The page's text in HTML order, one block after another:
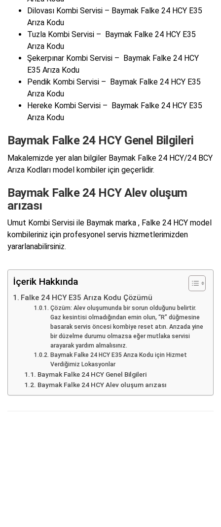
Dilovası Kombi Servisi – Baymak Falke 24 HCY E35
Arıza Kodu
Tuzla Kombi Servisi – Baymak Falke 24 HCY E35
Arıza Kodu
Şekerpınar Kombi Servisi – Baymak Falke 24 HCY
E35 Arıza Kodu
Pendik Kombi Servisi – Baymak Falke 24 HCY E35
Arıza Kodu
Hereke Kombi Servisi – Baymak Falke 24 HCY E35
Arıza Kodu
Baymak Falke 24 HCY Genel Bilgileri
Makalemizde yer alan bilgiler Baymak Falke 24 HCY/24 BCY
Arıza Kodları model kombiler için geçerlidir.
Baymak Falke 24 HCY Alev oluşum
arızası
Umut Kombi Servisi ile Baymak marka , Falke 24 HCY model
kombileriniz için profesyonel servis hizmetlerimizden
yararlanabilirsiniz.
İçerik Hakkında
Falke 24 HCY E35 Arıza Kodu Çözümü
Çözüm: Alev oluşumunda bir sorun olduğunu belirtir.
Gaz kesintisi olmadığından emin olun, “R” düğmesine
basarak servis öncesi kombiye reset atın. Arızada yine
bir düzelme durumu olmazsa eğer mutlaka servisi
arayarak yardım almalısınız.
Baymak Falke 24 HCY E35 Arıza Kodu için Hizmet
Verdiğimiz Lokasyonlar
Baymak Falke 24 HCY Genel Bilgileri
Baymak Falke 24 HCY Alev oluşum arızası